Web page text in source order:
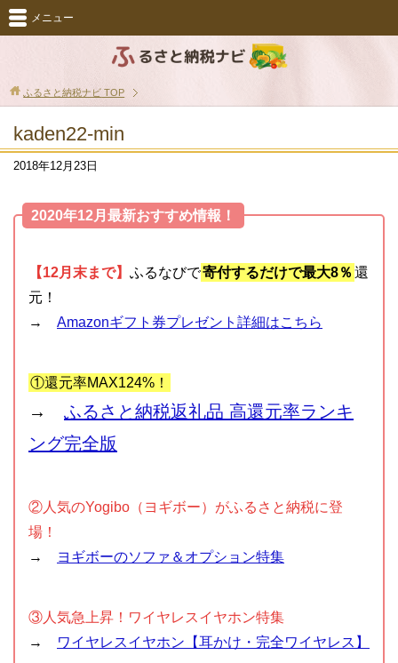
メニュー
ふるさと納税ナビ TOP
kaden22-min
2018年12月23日
2020年12月最新おすすめ情報！
【12月末まで】 ふるなびで寄付するだけで最大8％ 還
元！
→ Amazonギフト券プレゼント詳細はこちら
①還元率MAX124%！
→ ふるさと納税返礼品 高還元率ランキ
ング完全版
②人気のYogibo（ヨギボー）がふるさと納税に登
場！
→
ヨギボーのソファ＆オプション特集
③人気急上昇！ワイヤレスイヤホン特集
→
ワイヤレスイヤホン【耳かけ・完全ワイヤレス】